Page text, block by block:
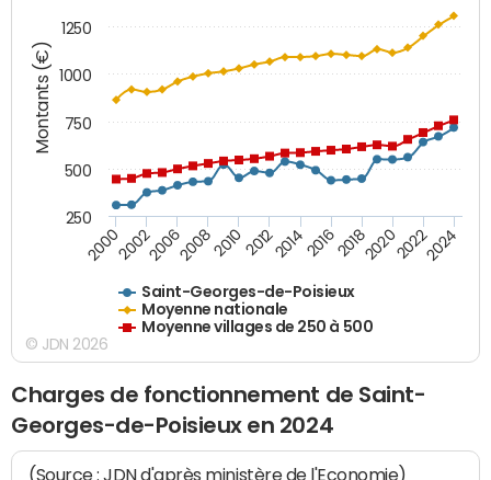
Montants (€)
Saint-Georges-de-Poisieux
Moyenne nationale
Moyenne villages de 250 à 500
200020022006200820102012201420162018202020222024
250
500
750
1000
1250
© JDN 2026
Charges de fonctionnement de Saint-
Georges-de-Poisieux en 2024
(Source : JDN d'après ministère de l'Economie)